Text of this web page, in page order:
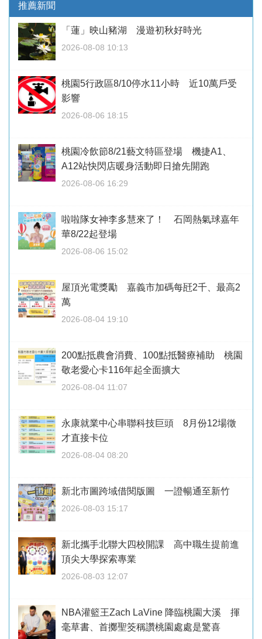
推薦新聞
「蓮」映山豬湖 漫遊初秋好時光
2026-08-08 10:13
桃園5行政區8/10停水11小時 近10萬戶受
影響
2026-08-06 18:15
桃園冷飲節8/21藝文特區登場 機捷A1、
A12站快閃店暖身活動即日搶先開跑
2026-08-06 16:29
啦啦隊女神李多慧來了！ 石岡熱氣球嘉年
華8/22起登場
2026-08-06 15:02
屋頂光電獎勵 嘉義市加碼每瓩2千、最高2
萬
2026-08-04 19:10
200點抵農會消費、100點抵醫療補助 桃園
敬老愛心卡116年起全面擴大
2026-08-04 11:07
永康就業中心串聯科技巨頭 8月份12場徵
才直接卡位
2026-08-04 08:20
新北市圖跨域借閱版圖 一證暢通至新竹
2026-08-03 15:17
新北攜手北聯大四校開課 高中職生提前進
頂尖大學探索專業
2026-08-03 12:07
NBA灌籃王Zach LaVine 降臨桃園大溪 揮
毫草書、首擲聖筊稱讚桃園處處是驚喜